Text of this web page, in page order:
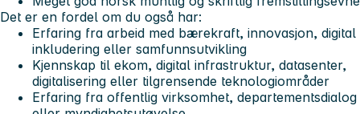
Det er en fordel om du også har:
Erfaring fra arbeid med bærekraft, innovasjon, digital
inkludering eller samfunnsutvikling
Kjennskap til ekom, digital infrastruktur, datasenter,
digitalisering eller tilgrensende teknologiområder
Erfaring fra offentlig virksomhet, departementsdialog